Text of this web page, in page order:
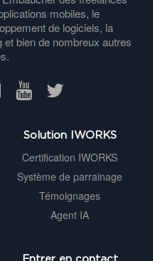
mobiles, le
de logiciels, la
bien de nombreux autres
Solution IWORKS
Certification IWORKS
Système de parrainage
Témoignages
Agent IA